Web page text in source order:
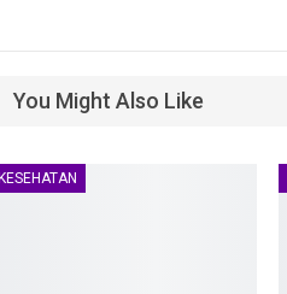
You Might Also Like
KESEHATAN